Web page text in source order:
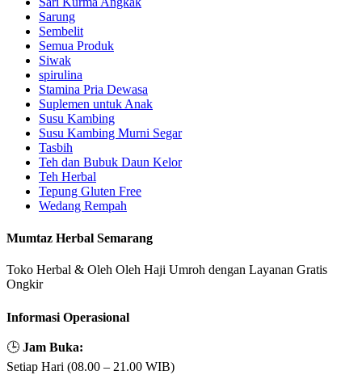
Sarung
Sembelit
Semua Produk
Siwak
spirulina
Stamina Pria Dewasa
Suplemen untuk Anak
Susu Kambing
Susu Kambing Murni Segar
Tasbih
Teh dan Bubuk Daun Kelor
Teh Herbal
Tepung Gluten Free
Wedang Rempah
Mumtaz Herbal Semarang
Toko Herbal & Oleh Oleh Haji Umroh dengan Layanan Gratis
Ongkir
Informasi Operasional
🕒 Jam Buka:
Setiap Hari (08.00 – 21.00 WIB)